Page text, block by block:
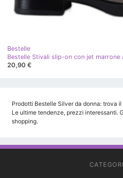
Bestelle
Bestelle Stivali slip-on con jet marrone
20,90 €
Prodotti Bestelle Silver da donna: trova
Le ultime tendenze, prezzi interessanti.
shopping.